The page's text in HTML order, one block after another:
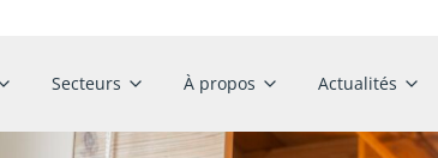
Secteurs À propos Actualités